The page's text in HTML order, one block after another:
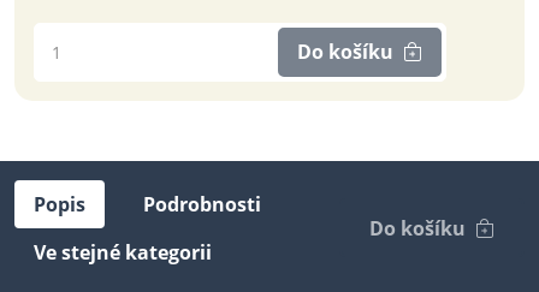
Do košíku
Popis
Podrobnosti
Ve stejné kategorii
Do košíku